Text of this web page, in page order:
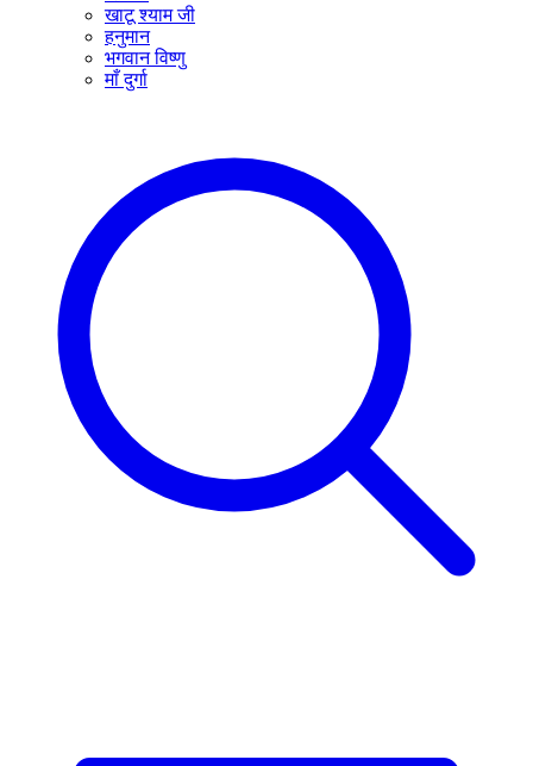
खाटू श्याम जी
हनुमान
भगवान विष्णु
माँ दुर्गा